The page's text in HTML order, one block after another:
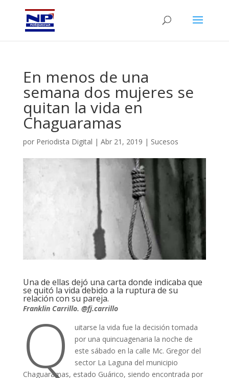
En menos de una
semana dos mujeres se
quitan la vida en
Chaguaramas
por Periodista Digital | Abr 21, 2019 | Sucesos
Una de ellas dejó una carta donde indicaba que
se quitó la vida debido a la ruptura de su
relación con su pareja.
Franklin Carrillo. @fj.carrillo
Q
uitarse la vida fue la decisión tomada
por una quincuagenaria la noche de
este sábado en la calle Mc. Gregor del
sector La Laguna del municipio
Chaguaramas, estado Guárico, siendo encontrada por